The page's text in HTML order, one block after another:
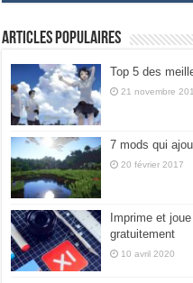
Articles populaires
Top 5 des
21 novembre
7 mods qui
20 février 2017
Imprime et
gratuitement
10 avril 2020